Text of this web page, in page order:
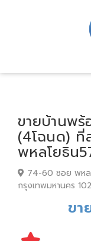
ขายบ้านพ
(4โฉนด) ที่
พหลโยธิน
74-60 ซอย พหล
กรุงเทพมหานคร
ขา